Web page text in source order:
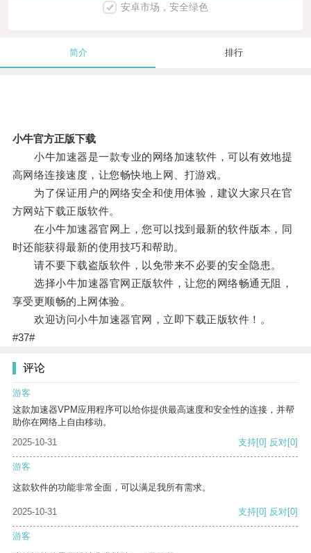
安卓市场，安全绿色
简介 排行
小牛官方正版下载
小牛加速器是一款专业的网络加速软件，可以有效地提
高网络连接速度，让您畅快地上网、打游戏。
为了保证用户的网络安全和使用体验，建议大家只在官
方网站下载正版软件。
在小牛加速器官网上，您可以找到最新的软件版本，同
时还能获得最新的使用技巧和帮助。
请不要下载盗版软件，以免带来不必要的安全隐患。
选择小牛加速器官网正版软件，让您的网络畅通无阻，
享受更顺畅的上网体验。
欢迎访问小牛加速器官网，立即下载正版软件！。
#37#
评论
游客
这款加速器VPM应用程序可以给你提供最高速度和安全性的连接，并帮
助你在网络上自由移动。
2025-10-31
支持[0] 反对[0]
游客
这款软件的功能非常全面，可以满足我所有需求。
2025-10-31 支持[0] 反对[0]
游客